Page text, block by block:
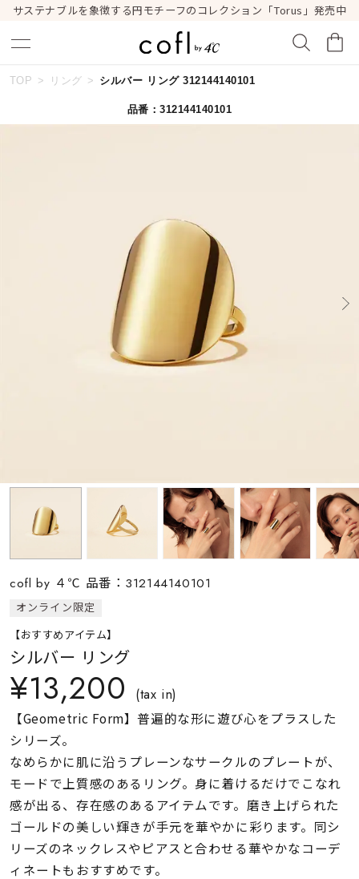
サステナブルを象徴する円モチーフのコレクション「Torus」発売中
キーワードで検索する
#くまのプーさん
誕生石
石の色
ファッションテイス
ト
着用シーン
コレクション
レディース
リングサイズ
TOP リング シルバー リング 312144140101
品番：312144140101
cofl by ４℃ 品番：312144140101
オンライン限定
【おすすめアイテム】
シルバー リング
¥13,200 (tax in)
【Geometric Form】普遍的な形に遊び心をプラスした
シリーズ。
なめらかに肌に沿うプレーンなサークルのプレートが、
モードで上質感のあるリング。身に着けるだけでこなれ
感が出る、存在感のあるアイテムです。磨き上げられた
ゴールドの美しい輝きが手元を華やかに彩ります。同シ
リーズのネックレスやピアスと合わせる華やかなコーデ
ィネートもおすすめです。